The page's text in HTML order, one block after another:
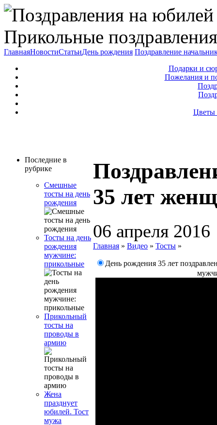
Прикольные
ГлавнаяНовостиСтатьиДень рождения Поздравление
Подарки и
Пожелания и
Цветы
Последние в
рубрике
Смешные
тосты на день
рождения
Тосты на день
рождения
мужчине:
прикольные
Прикольный
тосты на
проводы в
армию
Жена
празднует
юбилей. Тост
мужа
35 лет
06 апреля 2016
Главная » Видео » Тосты »
День рождения 35 лет